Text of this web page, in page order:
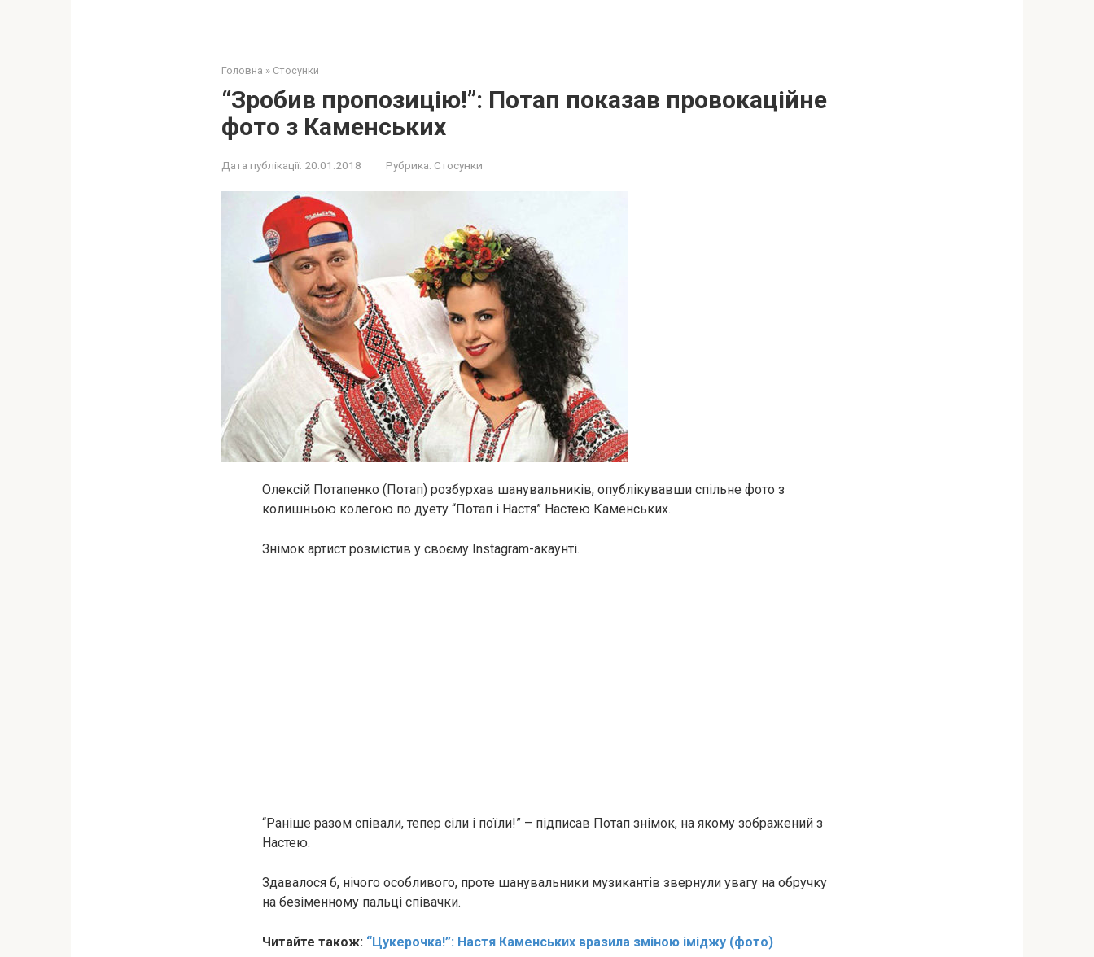
Головна » Стосунки
“Зробив пропозицію!”: Потап показав провокаційне
фото з Каменських
Дата публікації: 20.01.2018 Рубрика: Стосунки
Олексій Потапенко (Потап) розбурхав шанувальників, опублікувавши спільне фото з
колишньою колегою по дуету “Потап і Настя” Настею Каменських.
Знімок артист розмістив у своєму Instagram-акаунті.
“Раніше разом співали, тепер сіли і поїли!” – підписав Потап знімок, на якому зображений з
Настею.
Здавалося б, нічого особливого, проте шанувальники музикантів звернули увагу на обручку
на безіменному пальці співачки.
Читайте також: “Цукерочка!”: Настя Каменських вразила зміною іміджу (фото)